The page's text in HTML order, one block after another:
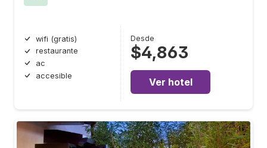
wifi (gratis)
restaurante
ac
accesible
Desde
$4,863
Ver hotel